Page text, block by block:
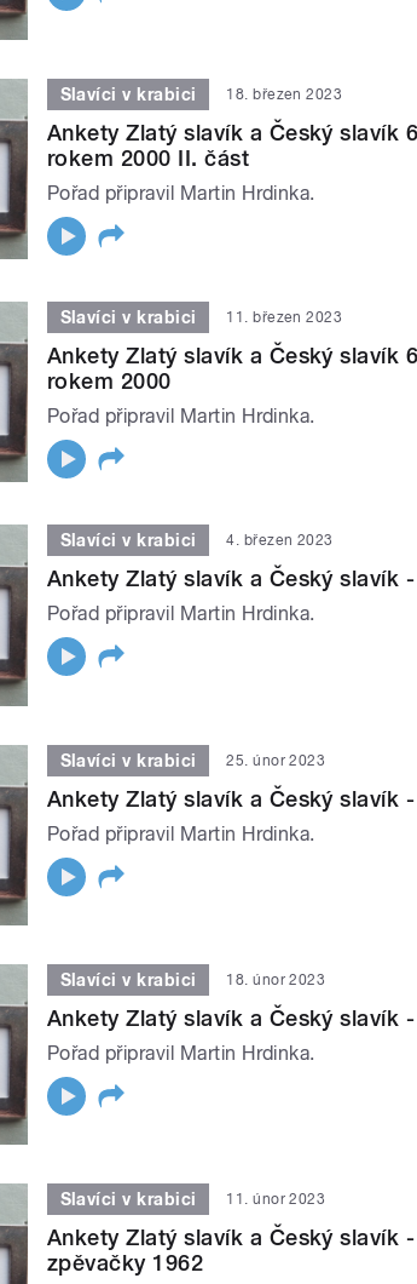
Slavíci v krabici 18. březen 2023
Ankety Zlatý slavík a Český slavík
rokem 2000 II. část
Pořad připravil Martin Hrdinka.
Slavíci v krabici 11. březen 2023
Ankety Zlatý slavík a Český slavík
rokem 2000
Pořad připravil Martin Hrdinka.
Slavíci v krabici 4. březen 2023
Ankety Zlatý slavík a Český slavík
Pořad připravil Martin Hrdinka.
Slavíci v krabici 25. únor 2023
Ankety Zlatý slavík a Český slavík
Pořad připravil Martin Hrdinka.
Slavíci v krabici 18. únor 2023
Ankety Zlatý slavík a Český slavík
Pořad připravil Martin Hrdinka.
Slavíci v krabici 11. únor 2023
Ankety Zlatý slavík a Český slavík
zpěvačky 1962